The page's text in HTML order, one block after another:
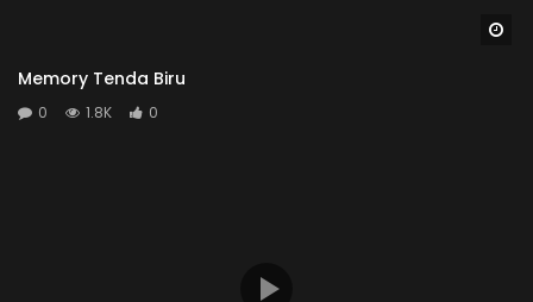
Memory Tenda Biru
0 1.8K 0